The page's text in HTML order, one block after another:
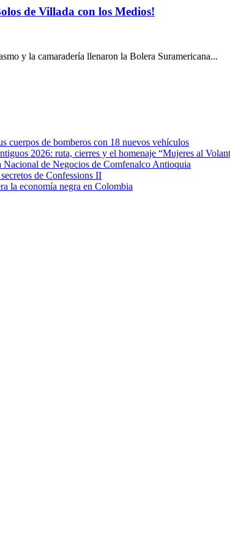
de Villada con los Medios!
y la camaradería llenaron la Bolera Suramericana...
cuerpos de bomberos con 18 nuevos vehículos
2026: ruta, cierres y el homenaje “Mujeres al
Nacional de Negocios de Comfenalco Antioquia
de Confessions II
la economía negra en Colombia